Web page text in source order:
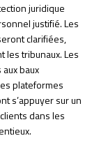
juridique
justifié. Les
clarifiées,
les tribunaux. Les
baux
plateformes
s’appuyer sur un
dans les